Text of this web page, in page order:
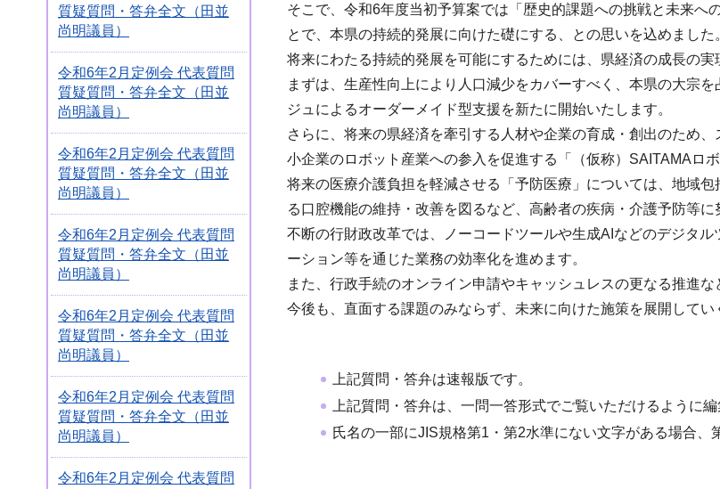
質疑質問・答弁全文（田並
尚明議員）
令和6年2月定例会 代表質問
質疑質問・答弁全文（田並
尚明議員）
令和6年2月定例会 代表質問
質疑質問・答弁全文（田並
尚明議員）
令和6年2月定例会 代表質問
質疑質問・答弁全文（田並
尚明議員）
令和6年2月定例会 代表質問
質疑質問・答弁全文（田並
尚明議員）
令和6年2月定例会 代表質問
質疑質問・答弁全文（田並
尚明議員）
令和6年2月定例会 代表質問
そこで、令和6年度当初予算案では「歴史的課題への挑戦と未来へ
とで、本県の持続的発展に向けた礎にする、との思いを込めました
将来にわたる持続的発展を可能にするためには、県経済の成長の
まずは、生産性向上により人口減少をカバーすべく、本県の大宗
ジュによるオーダーメイド型支援を新たに開始いたします。
さらに、将来の県経済を牽引する人材や企業の育成・創出のため
小企業のロボット産業への参入を促進する「（仮称）SAITAMAロ
将来の医療介護負担を軽減させる「予防医療」については、地域
る口腔機能の維持・改善を図るなど、高齢者の疾病・介護予防等に
不断の行財政改革では、ノーコードツールや生成AIなどのデジタ
ーション等を通じた業務の効率化を進めます。
また、行政手続のオンライン申請やキャッシュレスの更なる推進な
今後も、直面する課題のみならず、未来に向けた施策を展開して
上記質問・答弁は速報版です。
上記質問・答弁は、一問一答形式でご覧いただけるように
氏名の一部にJIS規格第1・第2水準にない文字がある場合、